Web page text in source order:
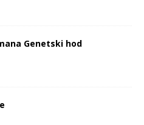
Genetski hod